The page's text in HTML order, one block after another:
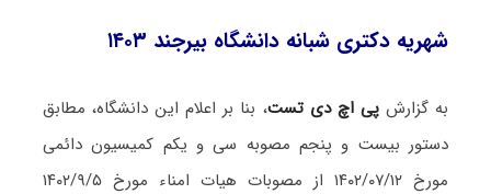
شهریه دکتری شبانه دانشگاه بیرجند ۱۴۰۳
به گزارشپی اچ دی تست، بنا بر اعلام این دانشگاه، مطابق
دستور بیست و پنجم مصوبه سی و یکم کمیسیون دائمی
مورخ ۱۴۰۲/۰۷/۱۲ از مصوبات هیات امناء مورخ ۱۴۰۲/۹/۵